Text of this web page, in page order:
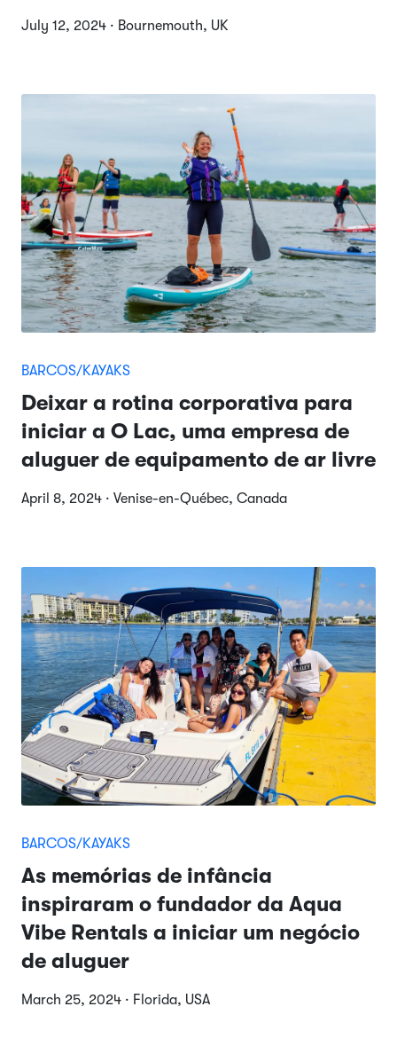
July 12, 2024 · Bournemouth, UK
BARCOS/KAYAKS
Deixar a rotina corporativa para
iniciar a O Lac, uma empresa de
aluguer de equipamento de ar livre
April 8, 2024 · Venise-en-Québec, Canada
BARCOS/KAYAKS
As memórias de infância
inspiraram o fundador da Aqua
Vibe Rentals a iniciar um negócio
de aluguer
March 25, 2024 · Florida, USA